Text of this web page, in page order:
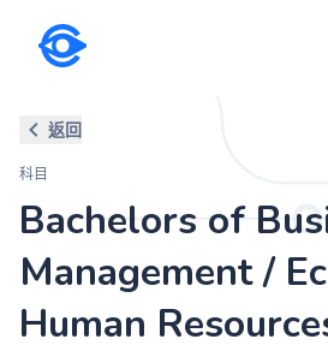
Bachelors of
返回
科目
Bachelors of
Management /
Human